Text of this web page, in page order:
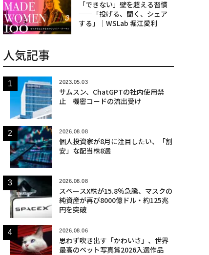
「できない」壁を超える習慣
──「投げる、聞く、シェア
する」｜WSLab 堀江愛利
人気記事
2023.05.03
サムスン、ChatGPTの社内使用禁
止 機密コードの流出受け
2026.08.08
個人投資家が8月に注目したい、「割
安」な配当株8選
2026.08.08
スペースX株が15.8％急騰、マスクの
純資産が再び8000億ドル・約125兆
円を突破
2026.08.06
思わず吹き出す「かわいさ」、世界
最高のペット写真賞2026入選作品